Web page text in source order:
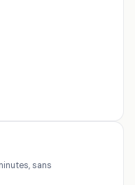
des
sur
sans